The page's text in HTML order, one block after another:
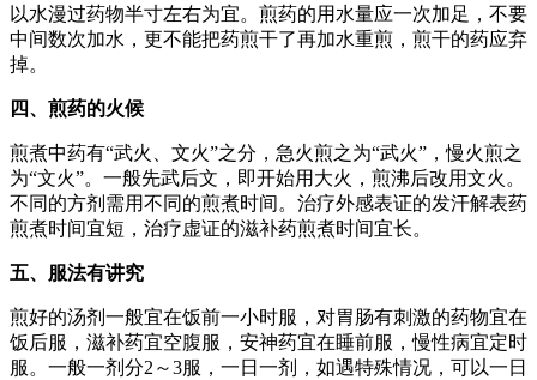
以水漫过药物半寸左右为宜。煎药的用水量应一次加足，不要
中间数次加水，更不能把药煎干了再加水重煎，煎干的药应弃
掉。
四、煎药的火候
煎煮中药有“武火、文火”之分，急火煎之为“武火”，慢火煎之
为“文火”。一般先武后文，即开始用大火，煎沸后改用文火。
不同的方剂需用不同的煎煮时间。治疗外感表证的发汗解表药
煎煮时间宜短，治疗虚证的滋补药煎煮时间宜长。
五、服法有讲究
煎好的汤剂一般宜在饭前一小时服，对胃肠有刺激的药物宜在
饭后服，滋补药宜空腹服，安神药宜在睡前服，慢性病宜定时
服。一般一剂分2～3服，一日一剂，如遇特殊情况，可以一日